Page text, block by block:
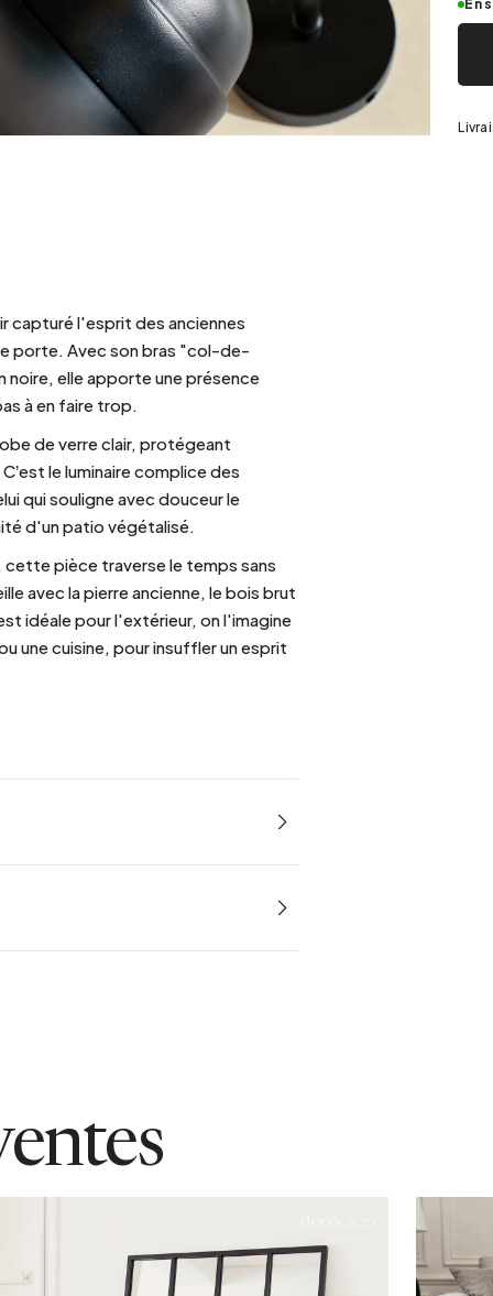
Argenté
En
capturé l'esprit des anciennes
porte. Avec son bras "col-de-
elle apporte une présence
à en faire trop.
de verre clair, protégeant
le luminaire complice des
qui souligne avec douceur le
d'un patio végétalisé.
cette pièce traverse le temps sans
avec la pierre ancienne, le bois brut
idéale pour l'extérieur, on l'imagine
une cuisine, pour insuffler un esprit
chimiques ou abrasifs qui
réseau électrique doit être effectué
adapté à un usage extérieur
de l'utilisation d'une
sont compatibles avec le globe de
à l'étanchéité du point de fixation